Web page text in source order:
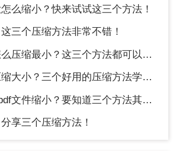
么缩小？快来试试这三个方法！
三个压缩方法非常不错！
缩最小？这三个方法都可以缩小！
小？三个好用的压缩方法学习一下！
件缩小？要知道三个方法其实很简单
享三个压缩方法！